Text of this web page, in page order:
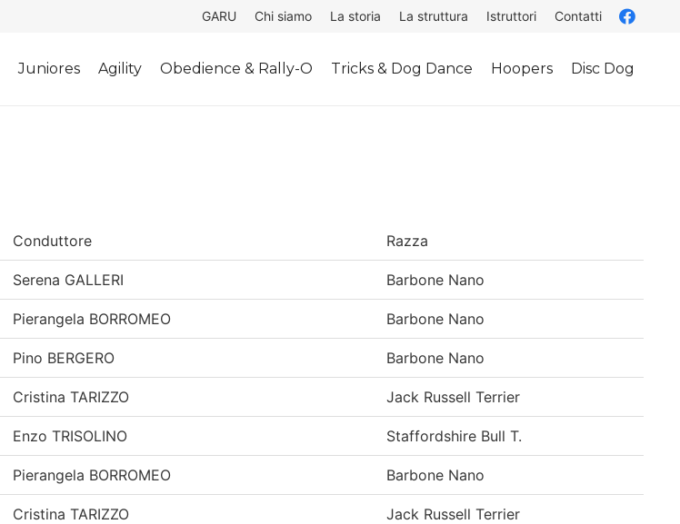
GARU Chi siamo La storia La struttura Istruttori Contatti
Juniores Agility Obedience & Rally-O Tricks & Dog Dance Hoopers Disc Dog
Conduttore Razza
Serena GALLERI Barbone Nano
Pierangela BORROMEO Barbone Nano
Pino BERGERO Barbone Nano
Cristina TARIZZO Jack Russell Terrier
Enzo TRISOLINO Staffordshire Bull T.
Pierangela BORROMEO Barbone Nano
Cristina TARIZZO Jack Russell Terrier